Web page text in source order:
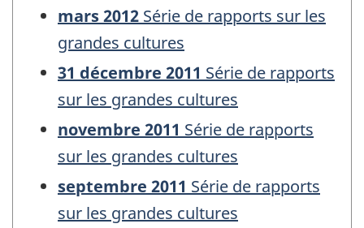
mars 2012 Série de rapports sur les
grandes cultures
31 décembre 2011 Série de rapports
sur les grandes cultures
novembre 2011 Série de rapports
sur les grandes cultures
septembre 2011 Série de rapports
sur les grandes cultures